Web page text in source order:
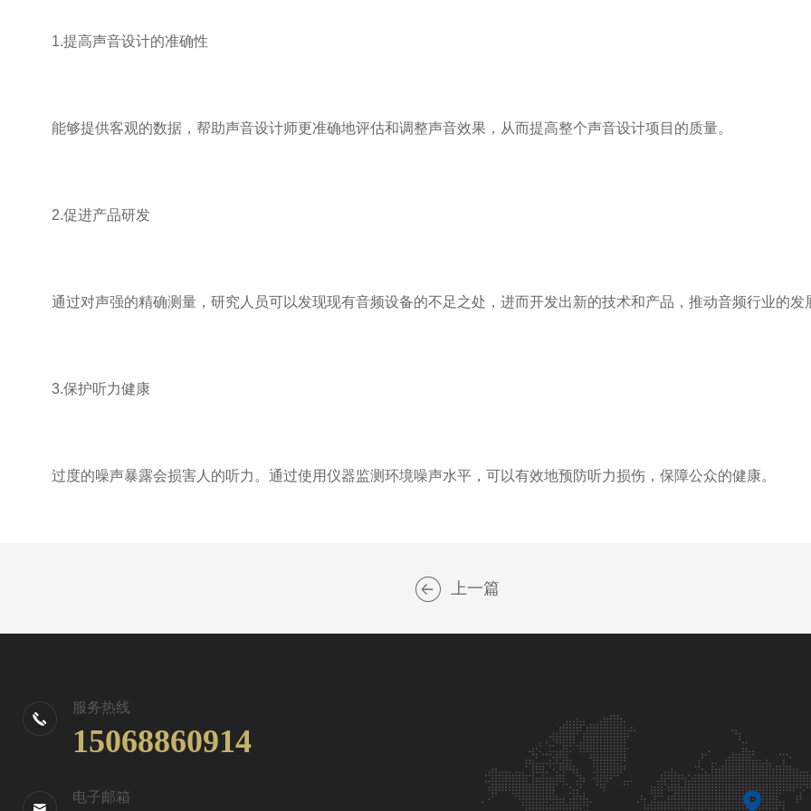
1.提高声音设计的准确性
能够提供客观的数据，帮助声音设计师更准确地评估和调整声音效果，从而提高整个声音设计项目的质量。
2.促进产品研发
通过对声强的精确测量，研究人员可以发现现有音频设备的不足之处，进而开发出新的技术和产品，推动音频行业的发
3.保护听力健康
过度的噪声暴露会损害人的听力。通过使用仪器监测环境噪声水平，可以有效地预防听力损伤，保障公众的健康。
上一篇
服务热线
15068860914
电子邮箱